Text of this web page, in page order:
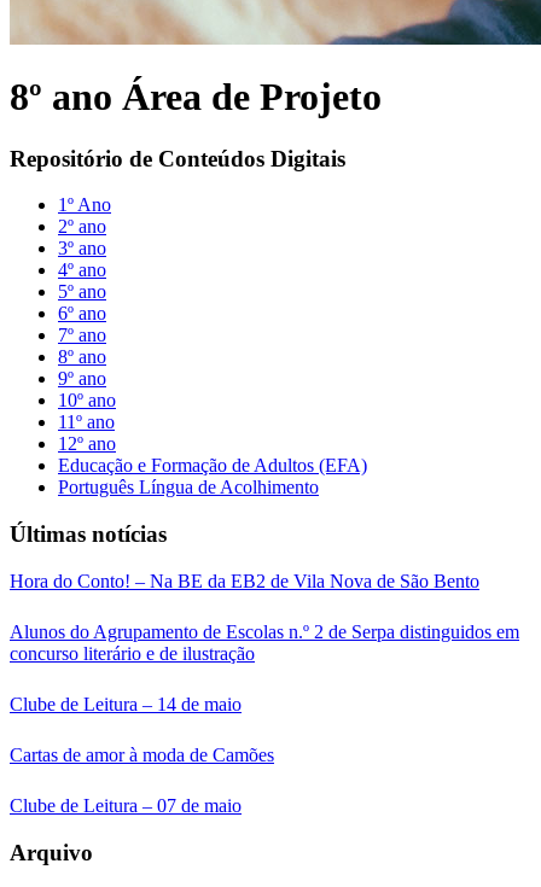
8º ano Área de Projeto
Repositório de Conteúdos Digitais
1º Ano
2º ano
3º ano
4º ano
5º ano
6º ano
7º ano
8º ano
9º ano
10º ano
11º ano
12º ano
Educação e Formação de Adultos (EFA)
Português Língua de Acolhimento
Últimas notícias
Hora do Conto! – Na BE da EB2 de Vila Nova de São Bento
Alunos do Agrupamento de Escolas n.º 2 de Serpa distinguidos em
concurso literário e de ilustração
Clube de Leitura – 14 de maio
Cartas de amor à moda de Camões
Clube de Leitura – 07 de maio
Arquivo